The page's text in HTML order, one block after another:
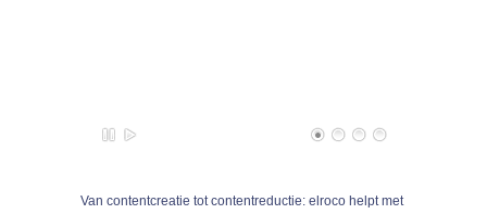
Van contentcreatie tot contentreductie: elroco helpt met